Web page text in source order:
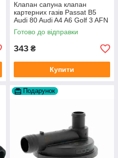
Клапан сапуна клапан
картерних газів Passat B5
Audi 80 Audi A4 A6 Golf 3 AFN
1Y AAZ 1Z AFF AEY AAZ AHB
AHU
Готово до відправки
343 ₴
Купити
Подарунок